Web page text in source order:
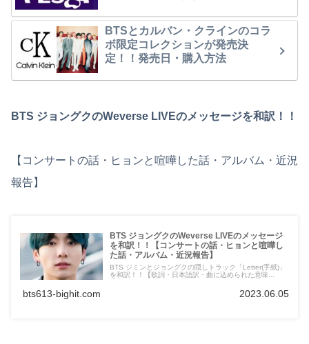
BTSとカルバン・クラインのコラ
ボ限定コレクションが発売決
定！！発売日・購入方法
BTS ジョングクのWeverse LIVEのメッセージを和訳！！
【コンサートの話・ヒョンと喧嘩した話・アルバム・近況
報告】
BTS ジョングクのWeverse LIVEのメッセージ
を和訳！！【コンサートの話・ヒョンと喧嘩し
た話・アルバム・近況報告】
BTS ジミンとジョングクの隠しトラック「Letter(手紙)」
を和訳！！【歌詞・日本語訳・曲に込められた意味...
bts613-bighit.com 2023.06.05